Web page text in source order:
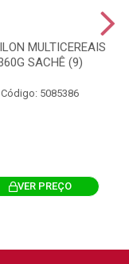
MULTICEREAIS
SACHÊ (9)
Código: 5085386
VER PREÇO